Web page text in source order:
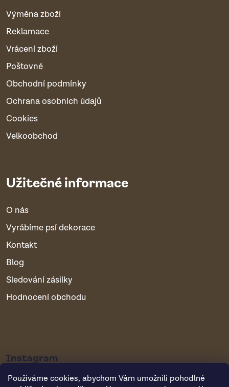
Používáme cookies, abychom Vám umožnili pohodlné
Výměna zboží
Reklamace
Vrácení zboží
Poštovné
Obchodní podmínky
Ochrana osobních údajů
Cookies
Velkoobchod
Užitečné informace
O nás
Vyrábíme psí dekorace
Kontakt
Blog
Sledování zásilky
Hodnocení obchodu
Instagram